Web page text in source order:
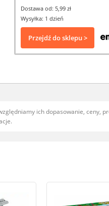
Dostawa od: 5,99 zł
Wysyłka: 1 dzień
Przejdź do sklepu >
ich dopasowanie, ceny,